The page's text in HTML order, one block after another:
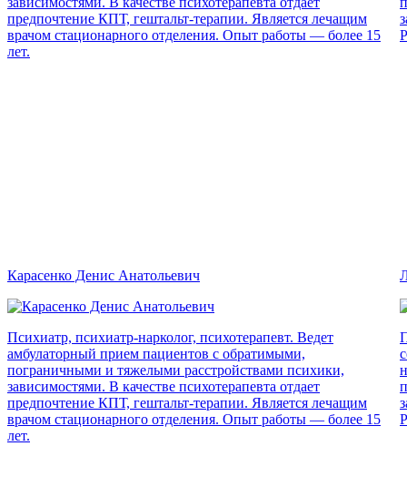
предпочтение КПТ, гештальт-терапии. Является лечащим
врачом стационарного отделения. Опыт работы — более 15
лет.
Карасенко Денис Анатольевич
Психиатр, психиатр-нарколог, психотерапевт. Ведет
амбулаторный прием пациентов с обратимыми,
пограничными и тяжелыми расстройствами психики,
зависимостями. В качестве психотерапевта отдает
предпочтение КПТ, гештальт-терапии. Является лечащим
врачом стационарного отделения. Опыт работы — более 15
лет.